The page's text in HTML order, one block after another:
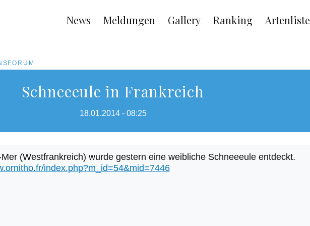
Main
navigation
News Meldungen Gallery Ranking Artenliste
Schneeeule in Frankreich
18.01.2014 - 08:25
(Westfrankreich) wurde gestern eine weibliche Schneeeule entdeckt.
index.php?m_id=54&mid=7446